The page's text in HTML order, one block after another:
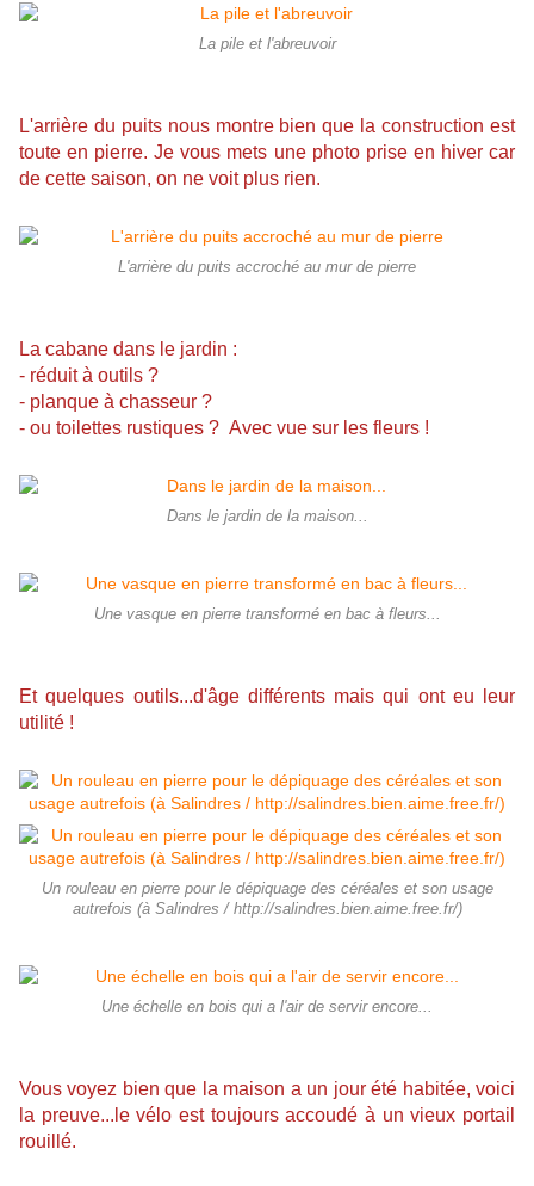
La pile et l'abreuvoir
L'arrière du puits nous montre bien que la construction est
toute en pierre. Je vous mets une photo prise en hiver car
de cette saison, on ne voit plus rien.
L'arrière du puits accroché au mur de pierre
La cabane dans le jardin :
- réduit à outils ?
- planque à chasseur ?
- ou toilettes rustiques ? Avec vue sur les fleurs !
Dans le jardin de la maison...
Une vasque en pierre transformé en bac à fleurs...
Et quelques outils...d'âge différents mais qui ont eu leur
utilité !
Un rouleau en pierre pour le dépiquage des céréales et son usage
autrefois (à Salindres / http://salindres.bien.aime.free.fr/)
Une échelle en bois qui a l'air de servir encore...
Vous voyez bien que la maison a un jour été habitée, voici
la preuve...le vélo est toujours accoudé à un vieux portail
rouillé.